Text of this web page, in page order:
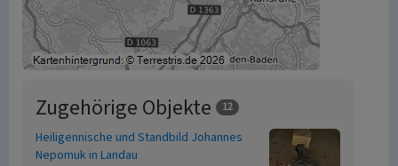
Zugehörige Objekte 12
Heiligennische und Standbild Johannes
Nepomuk in Landau